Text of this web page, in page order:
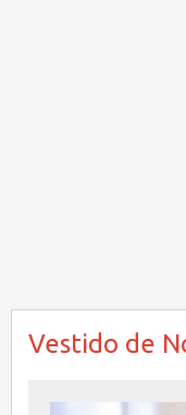
Vestido de